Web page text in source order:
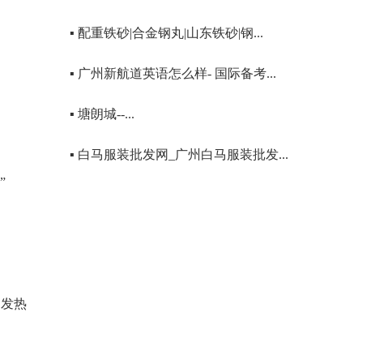
热
▪ 配重铁砂|合金钢丸|山东铁砂|钢...
▪ 广州新航道英语怎么样- 国际备考...
▪ 塘朗城--...
▪ 白马服装批发网_广州白马服装批发...